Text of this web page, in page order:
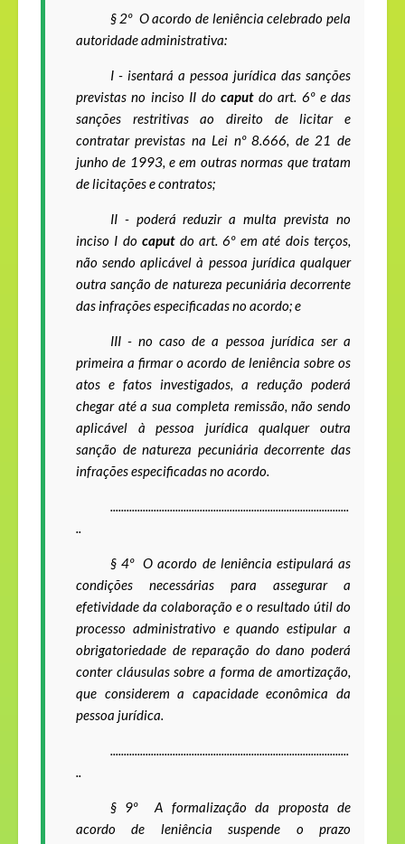
§ 2ºO acordo de leniência celebrado pela
autoridade administrativa:
I - isentará a pessoa jurídica das sanções
previstas no inciso II docaputdo art. 6ºe das
sanções restritivas ao direito de licitar e
contratar previstas na Lei nº8.666, de 21 de
junho de 1993, e em outras normas que tratam
de licitações e contratos;
II - poderá reduzir a multa prevista no
inciso I docaputdo art. 6ºem até dois terços,
não sendo aplicável à pessoa jurídica qualquer
outra sanção de natureza pecuniária decorrente
das infrações especificadas no acordo; e
III - no caso de a pessoa jurídica ser a
primeira a firmar o acordo de leniência sobre os
atos e fatos investigados, a redução poderá
chegar até a sua completa remissão, não sendo
aplicável à pessoa jurídica qualquer outra
sanção de natureza pecuniária decorrente das
infrações especificadas no acordo.
........................................................................................
..
§ 4ºO acordo de leniência estipulará as
condições necessárias para assegurar a
efetividade da colaboração e o resultado útil do
processo administrativo e quando estipular a
obrigatoriedade de reparação do dano poderá
conter cláusulas sobre a forma de amortização,
que considerem a capacidade econômica da
pessoa jurídica.
........................................................................................
..
§ 9ºA formalização da proposta de
acordo de leniência suspende o prazo